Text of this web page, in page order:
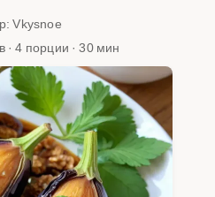
Vkysnoe
· 4 порции · 30 мин